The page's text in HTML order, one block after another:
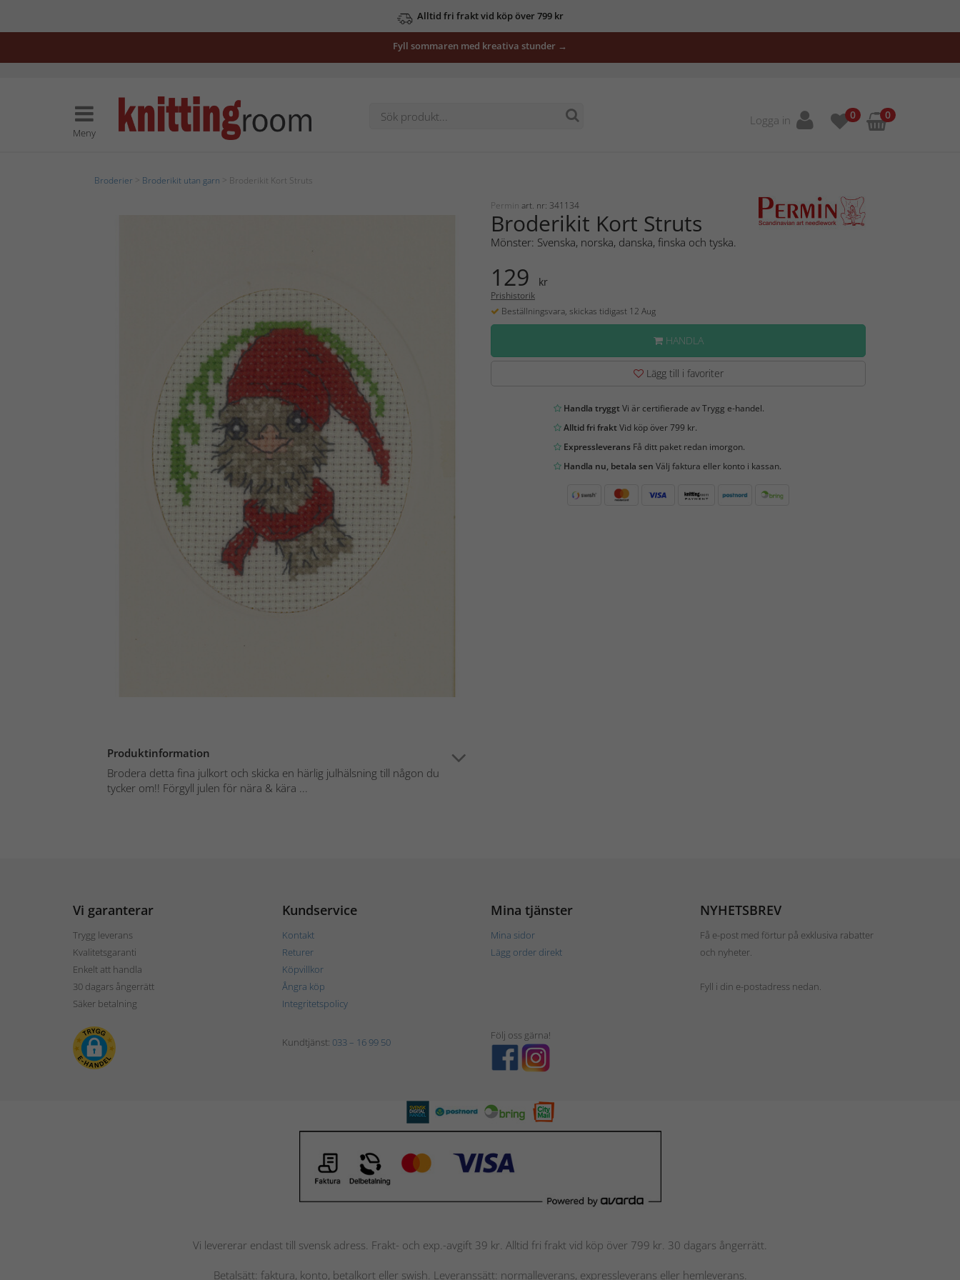
Alltid fri frakt vid köp över 799 kr
Fyll sommaren med kreativa stunder →
Meny
Logga in 0 0
Broderier Broderikit utan garn > Broderikit Kort Struts
Produktinformation
Brodera detta fina julkort och skicka en härlig julhälsning till någon du
tycker om!! Förgyll julen för nära & kära ...
Permin art. nr: 341134
Broderikit Kort Struts
Mönster: Svenska, norska, danska, finska och tyska.
129 kr
Prishistorik
Beställningsvara, skickas tidigast 12 Aug
HANDLA
Lägg till i favoriter
Handla tryggtVi är certifierade av Trygg e-handel.
Alltid fri fraktVid köp över 799 kr.
ExpressleveransFå ditt paket redan imorgon.
Handla nu, betala sen Välj faktura eller konto i kassan.
Vi garanterar
Trygg leverans
Kvalitetsgaranti
Enkelt att handla
30 dagars ångerrätt
Säker betalning
Kundservice
Kontakt
Returer
Köpvillkor
Ångra köp
Integritetspolicy
Mina tjänster
Mina sidor
Lägg order direkt
NYHETSBREV
Få e-post med förtur på exklusiva rabatter
och nyheter.
Fyll i din e-postadress nedan.
Kundtjänst: 033 – 16 99 50
Följ oss gärna!
Vi levererar endast till svensk adress. Frakt- och exp.-avgift 39 kr. Alltid fri frakt vid köp över 799 kr. 30 dagars ångerrätt.
Betalsätt: faktura, konto, betalkort eller swish. Leveranssätt: normalleverans, expressleverans eller hemleverans.